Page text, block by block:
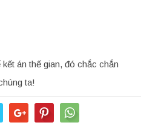
án thế gian, đó chắc chắn
ta!